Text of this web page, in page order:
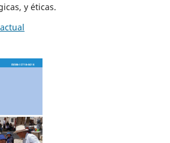
y éticas.